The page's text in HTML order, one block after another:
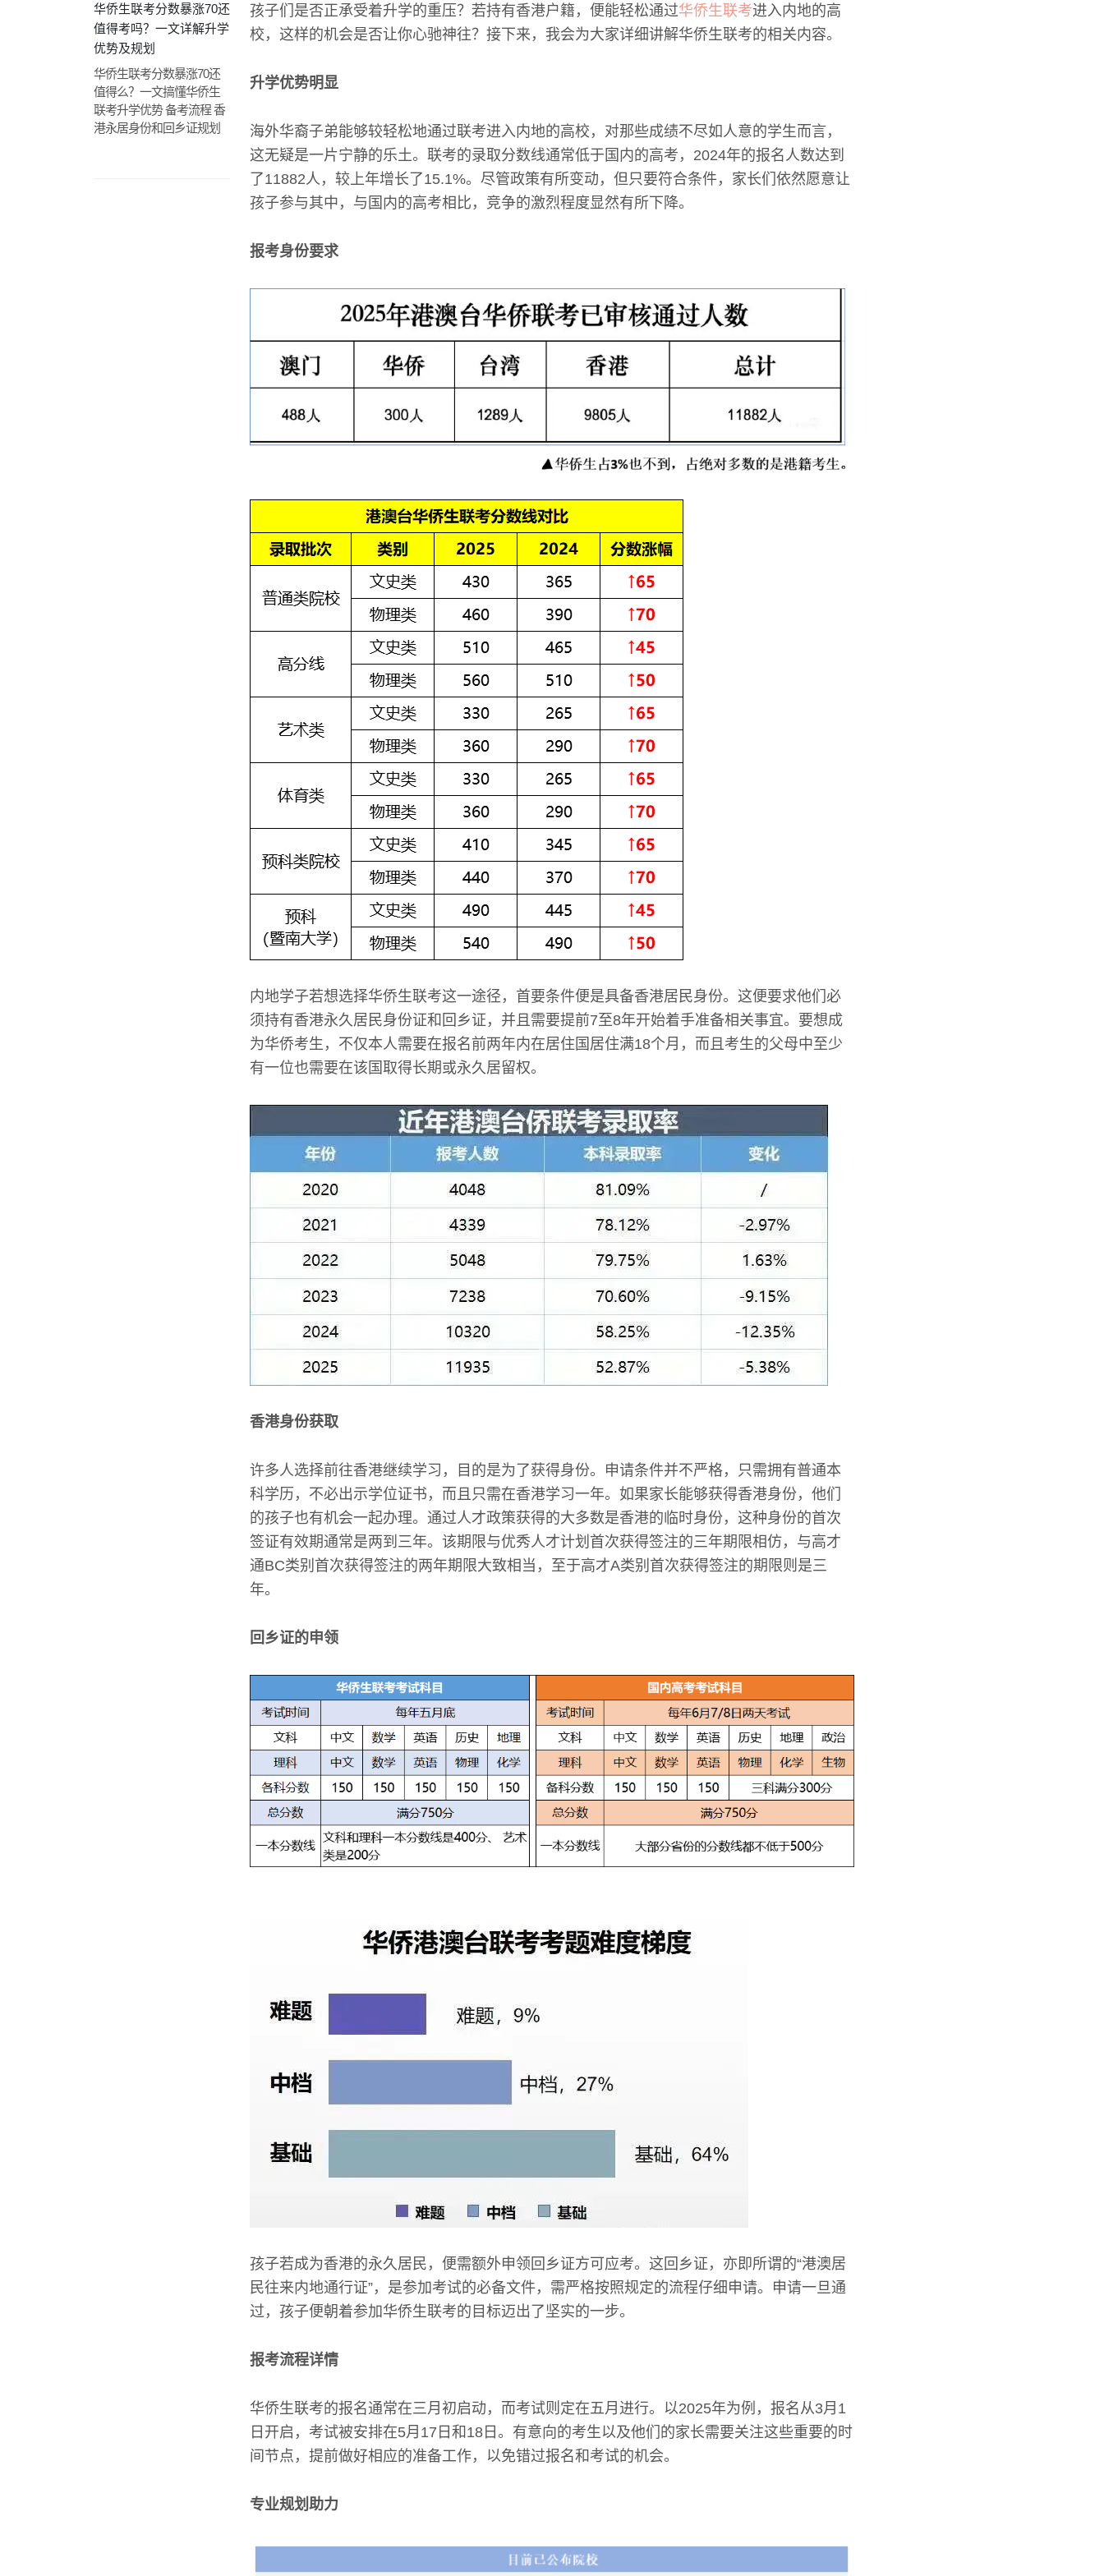
华侨生联考分数暴涨70还
值得考吗？一文详解升学
优势及规划
华侨生联考分数暴涨70还
值得么？一文搞懂华侨生
联考升学优势 备考流程 香
港永居身份和回乡证规划
孩子们是否正承受着升学的重压？若持有香港户籍，便能轻松通过华侨生联考进入内地的高
校，这样的机会是否让你心驰神往？接下来，我会为大家详细讲解华侨生联考的相关内容。
升学优势明显
海外华裔子弟能够较轻松地通过联考进入内地的高校，对那些成绩不尽如人意的学生而言，
这无疑是一片宁静的乐土。联考的录取分数线通常低于国内的高考，2024年的报名人数达到
了11882人，较上年增长了15.1%。尽管政策有所变动，但只要符合条件，家长们依然愿意让
孩子参与其中，与国内的高考相比，竞争的激烈程度显然有所下降。
报考身份要求
内地学子若想选择华侨生联考这一途径，首要条件便是具备香港居民身份。这便要求他们必
须持有香港永久居民身份证和回乡证，并且需要提前7至8年开始着手准备相关事宜。要想成
为华侨考生，不仅本人需要在报名前两年内在居住国居住满18个月，而且考生的父母中至少
有一位也需要在该国取得长期或永久居留权。
香港身份获取
许多人选择前往香港继续学习，目的是为了获得身份。申请条件并不严格，只需拥有普通本
科学历，不必出示学位证书，而且只需在香港学习一年。如果家长能够获得香港身份，他们
的孩子也有机会一起办理。通过人才政策获得的大多数是香港的临时身份，这种身份的首次
签证有效期通常是两到三年。该期限与优秀人才计划首次获得签注的三年期限相仿，与高才
通BC类别首次获得签注的两年期限大致相当，至于高才A类别首次获得签注的期限则是三
年。
回乡证的申领
孩子若成为香港的永久居民，便需额外申领回乡证方可应考。这回乡证，亦即所谓的“港澳居
民往来内地通行证”，是参加考试的必备文件，需严格按照规定的流程仔细申请。申请一旦通
过，孩子便朝着参加华侨生联考的目标迈出了坚实的一步。
报考流程详情
华侨生联考的报名通常在三月初启动，而考试则定在五月进行。以2025年为例，报名从3月1
日开启，考试被安排在5月17日和18日。有意向的考生以及他们的家长需要关注这些重要的时
间节点，提前做好相应的准备工作，以免错过报名和考试的机会。
专业规划助力